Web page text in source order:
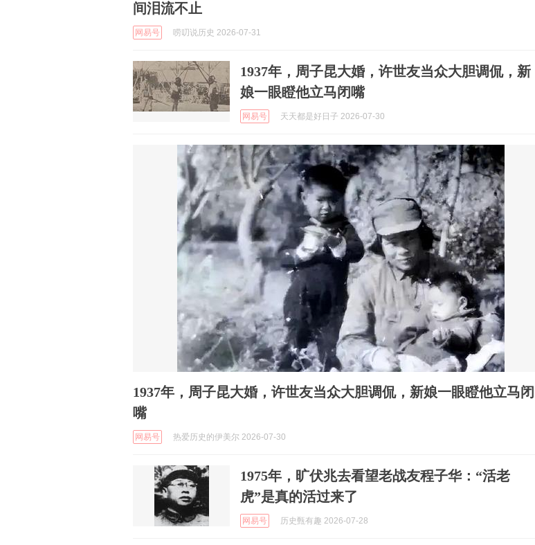
间泪流不止
网易号 唠叨说历史 2026-07-31
1937年，周子昆大婚，许世友当众大胆调侃，新
娘一眼瞪他立马闭嘴
网易号 天天都是好日子 2026-07-30
1937年，周子昆大婚，许世友当众大胆调侃，新娘一眼瞪他立马闭
嘴
网易号 热爱历史的伊美尔 2026-07-30
1975年，旷伏兆去看望老战友程子华：“活老
虎”是真的活过来了
网易号 历史甄有趣 2026-07-28